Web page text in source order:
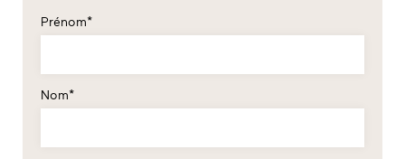
Prénom*
Nom*